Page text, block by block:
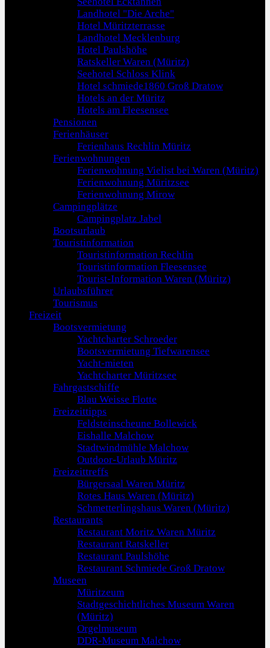
Landhotel "Die Arche"
Hotel Müritzterrasse
Landhotel Mecklenburg
Hotel Paulshöhe
Ratskeller Waren (Müritz)
Seehotel Schloss Klink
Hotel schmiede1860 Groß Dratow
Hotels an der Müritz
Hotels am Fleesensee
Pensionen
Ferienhäuser
Ferienhaus Rechlin Müritz
Ferienwohnungen
Ferienwohnung Vielist bei Waren (Müritz)
Ferienwohnung Müritzsee
Ferienwohnung Mirow
Campingplätze
Campingplatz Jabel
Bootsurlaub
Touristinformation
Touristinformation Rechlin
Touristinformation Fleesensee
Tourist-Information Waren (Müritz)
Urlaubsführer
Tourismus
Freizeit
Bootsvermietung
Yachtcharter Schroeder
Bootsvermietung Tiefwarensee
Yacht-mieten
Yachtcharter Müritzsee
Fahrgastschiffe
Blau Weisse Flotte
Freizeittipps
Feldsteinscheune Bollewick
Eishalle Malchow
Stadtwindmühle Malchow
Outdoor-Urlaub Müritz
Freizeittreffs
Bürgersaal Waren Müritz
Rotes Haus Waren (Müritz)
Schmetterlingshaus Waren (Müritz)
Restaurants
Restaurant Moritz Waren Müritz
Restaurant Ratskeller
Restaurant Paulshöhe
Restaurant Schmiede Groß Dratow
Museen
Müritzeum
Stadtgeschichtliches Museum Waren
(Müritz)
Orgelmuseum
DDR-Museum Malchow